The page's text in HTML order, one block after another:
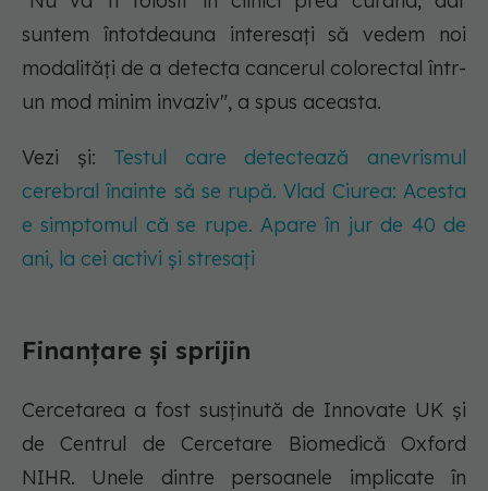
suntem întotdeauna interesați să vedem noi
modalități de a detecta cancerul colorectal într-
un mod minim invaziv", a spus aceasta.
Vezi și: Testul care detectează anevrismul
cerebral înainte să se rupă. Vlad Ciurea: Acesta
e simptomul că se rupe. Apare în jur de 40 de
ani, la cei activi și stresați
Finanțare și sprijin
Cercetarea a fost susținută de Innovate UK și
de Centrul de Cercetare Biomedică Oxford
NIHR. Unele dintre persoanele implicate în